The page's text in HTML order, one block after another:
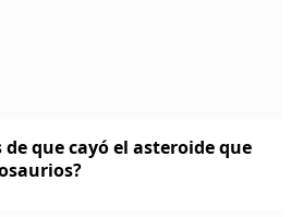
de que cayó el asteroide que